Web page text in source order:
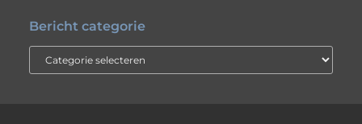
Bericht categorie